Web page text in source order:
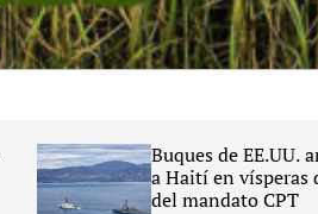
Buques de EE.UU.
a Haití en vísperas
del mandato CPT